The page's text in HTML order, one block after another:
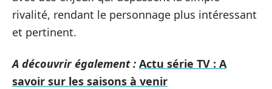
rivalité, rendant le personnage plus intéressant
et pertinent.
A découvrir également : Actu série TV : A
savoir sur les saisons à venir